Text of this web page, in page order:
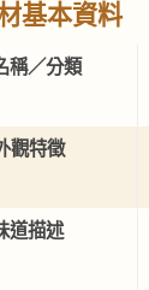
基本資料
稱／分類
觀特徵
道描述